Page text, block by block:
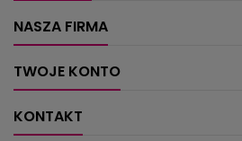
NASZA FIRMA
TWOJE KONTO
KONTAKT